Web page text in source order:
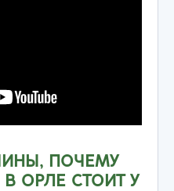
ПОЧЕМУ
ОРЛЕ СТОИТ У